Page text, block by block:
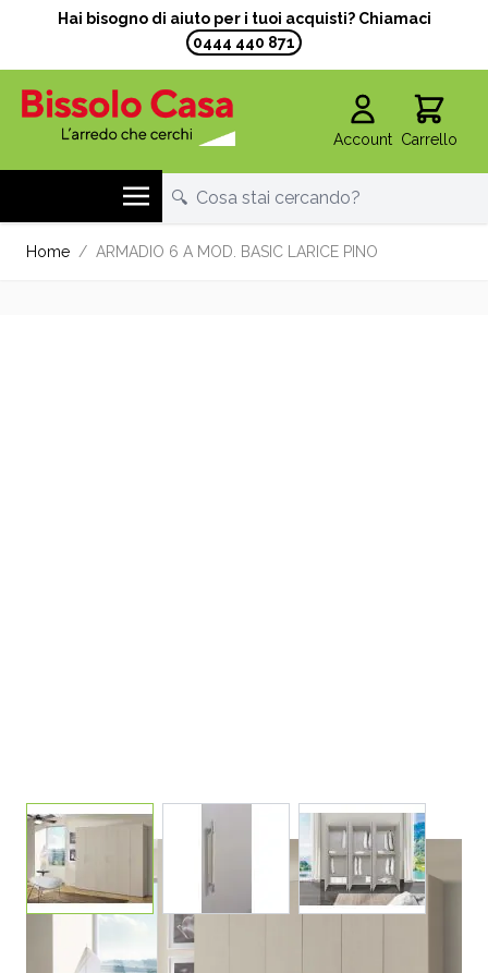
Hai bisogno di aiuto per i tuoi acquisti? Chiamaci
0444 440 871
Account Carrello
Home / ARMADIO 6 A MOD. BASIC LARICE PINO
View larger image View larger imageView larger
ARMADIO 6 A MOD. BASIC LARICE